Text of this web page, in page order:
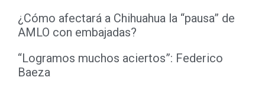
¿Cómo afectará a Chihuahua la “pausa” de
AMLO con embajadas?
“Logramos muchos aciertos”: Federico
Baeza